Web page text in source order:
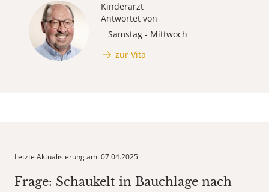
Kinderarzt
Antwortet von
Samstag - Mittwoch
zur Vita
Letzte Aktualisierung am: 07.04.2025
Frage: Schaukelt in Bauchlage nach